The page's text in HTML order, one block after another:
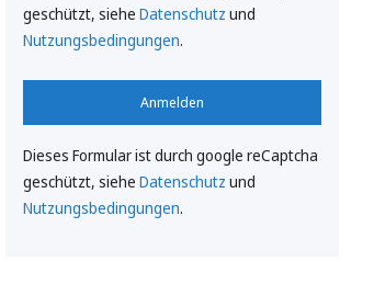
geschützt, siehe Datenschutz und
Nutzungsbedingungen.
Anmelden
Dieses Formular ist durch google reCaptcha
geschützt, siehe Datenschutz und
Nutzungsbedingungen.